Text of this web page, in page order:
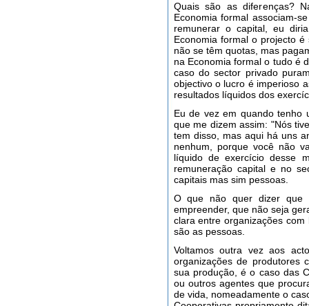
Quais são as diferenças?
Economia formal associam-
remunerar o capital, eu
Economia formal o projecto
não se têm quotas, mas
na Economia formal o tudo é
caso do sector privado
objectivo o lucro é imperioso
resultados líquidos dos
Eu de vez em quando tenho
que me dizem assim: "Nós
tem disso, mas aqui há uns
nenhum, porque você não
líquido de exercício desse
remuneração capital e no
capitais mas sim pessoas.
O que não quer dizer que
empreender, que não seja
clara entre organizações
são as pessoas.
Voltamos outra vez aos
organizações de produtores
sua produção, é o caso das
ou outros agentes que
de vida, nomeadamente o